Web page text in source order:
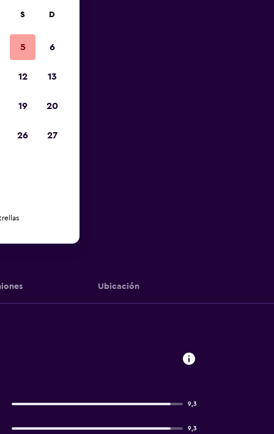
Ubicación
9,3
9,3
S D
5 6
12 13
19 20
26 27